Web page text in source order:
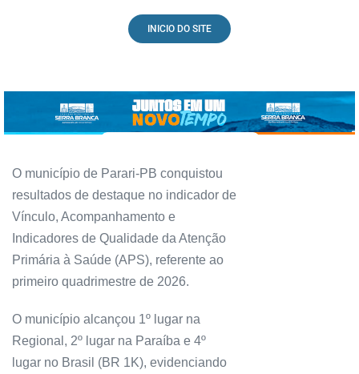
INICIO DO SITE
O município de Parari-PB conquistou
resultados de destaque no indicador de
Vínculo, Acompanhamento e
Indicadores de Qualidade da Atenção
Primária à Saúde (APS), referente ao
primeiro quadrimestre de 2026.
O município alcançou 1º lugar na
Regional, 2º lugar na Paraíba e 4º
lugar no Brasil (BR 1K), evidenciando